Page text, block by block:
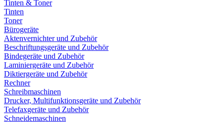
Tinten & Toner
Tinten
Toner
Bürogeräte
Aktenvernichter und Zubehör
Beschriftungsgeräte und Zubehör
Bindegeräte und Zubehör
Laminiergeräte und Zubehör
Diktiergeräte und Zubehör
Rechner
Schreibmaschinen
Drucker, Multifunktionsgeräte und Zubehör
Telefaxgeräte und Zubehör
Schneidemaschinen